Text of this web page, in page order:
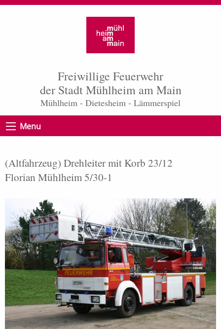
Freiwillige Feuerwehr
der Stadt Mühlheim am Main
Mühlheim - Dietesheim - Lämmerspiel
Menu
(Altfahrzeug) Drehleiter mit Korb 23/12
Florian Mühlheim 5/30-1